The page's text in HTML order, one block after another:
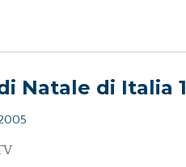
Natale di Italia 1